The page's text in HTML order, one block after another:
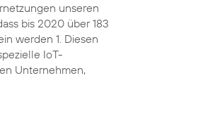
unseren
bis 2020 über 183
werden 1. Diesen
IoT-
Unternehmen,